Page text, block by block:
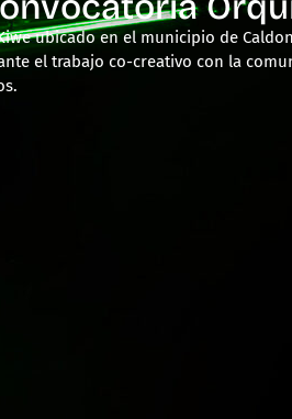
ubicado en el municipio de
el trabajo co-creativo con la